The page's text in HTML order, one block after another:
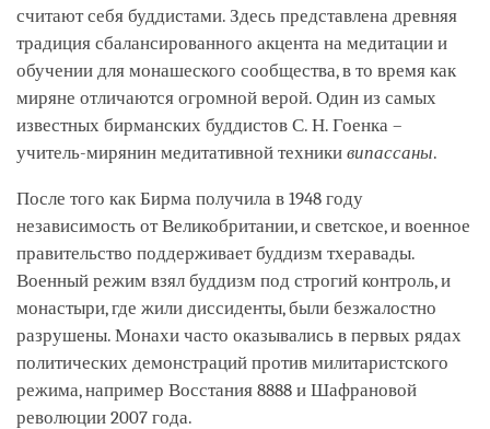
считают себя буддистами. Здесь представлена древняя
традиция сбалансированного акцента на медитации и
обучении для монашеского сообщества, в то время как
миряне отличаются огромной верой. Один из самых
известных бирманских буддистов С. Н. Гоенка –
учитель-мирянин медитативной техники випассаны.
После того как Бирма получила в 1948 году
независимость от Великобритании, и светское, и военное
правительство поддерживает буддизм тхеравады.
Военный режим взял буддизм под строгий контроль, и
монастыри, где жили диссиденты, были безжалостно
разрушены. Монахи часто оказывались в первых рядах
политических демонстраций против милитаристского
режима, например Восстания 8888 и Шафрановой
революции 2007 года.